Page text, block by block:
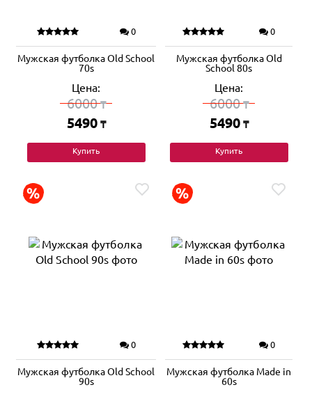
0
Мужская футболка Old School
70s
Цена:
6000₸
5490 ₸
Купить
0
Мужская футболка Old
School 80s
Цена:
6000₸
5490 ₸
Купить
0
Мужская футболка Old School
90s
0
Мужская футболка Made in
60s